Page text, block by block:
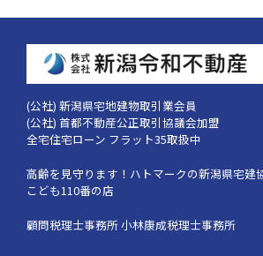
(公社) 新潟県宅地建物取引業会員
(公社) 首都不動産公正取引協議会加盟
全宅住宅ローン フラット35取扱中
高齢を見守ります！ ハトマークの新潟県宅建
こども110番の店
顧問税理士事務所 小林康成税理士事務所